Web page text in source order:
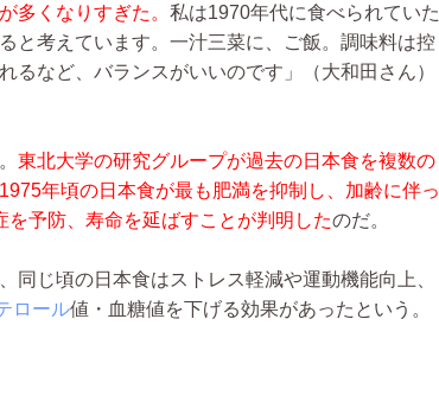
多くなりすぎた。 私は1970年代に食べられていた
と考えています。一汁三菜に、ご飯。調味料は控
るなど、バランスがいいのです」（大和田さん）
東北大学の研究グループが過去の日本食を複数の
年頃の日本食が最も肥満を抑制し、加齢に伴っ
を予防、寿命を延ばすことが判明したのだ。
同じ頃の日本食はストレス軽減や運動機能向上、
ロール値・血糖値を下げる効果があったという。